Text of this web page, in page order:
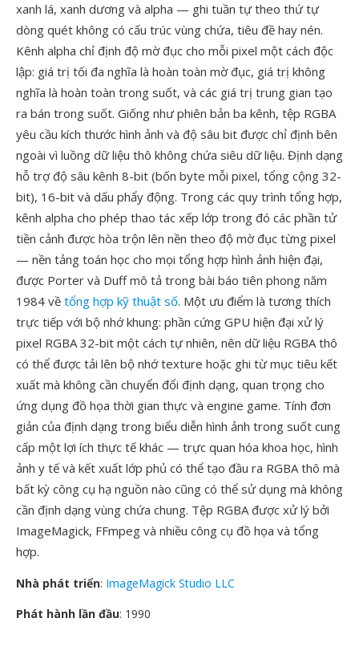
xanh lá, xanh dương và alpha — ghi tuần tự theo thứ tự
dòng quét không có cấu trúc vùng chứa, tiêu đề hay nén.
Kênh alpha chỉ định độ mờ đục cho mỗi pixel một cách độc
lập: giá trị tối đa nghĩa là hoàn toàn mờ đục, giá trị không
nghĩa là hoàn toàn trong suốt, và các giá trị trung gian tạo
ra bán trong suốt. Giống như phiên bản ba kênh, tệp RGBA
yêu cầu kích thước hình ảnh và độ sâu bit được chỉ định bên
ngoài vì luồng dữ liệu thô không chứa siêu dữ liệu. Định dạng
hỗ trợ độ sâu kênh 8-bit (bốn byte mỗi pixel, tổng cộng 32-
bit), 16-bit và dấu phẩy động. Trong các quy trình tổng hợp,
kênh alpha cho phép thao tác xếp lớp trong đó các phần tử
tiền cảnh được hòa trộn lên nền theo độ mờ đục từng pixel
— nền tảng toán học cho mọi tổng hợp hình ảnh hiện đại,
được Porter và Duff mô tả trong bài báo tiên phong năm
1984 về tổng hợp kỹ thuật số. Một ưu điểm là tương thích
trực tiếp với bộ nhớ khung: phần cứng GPU hiện đại xử lý
pixel RGBA 32-bit một cách tự nhiên, nên dữ liệu RGBA thô
có thể được tải lên bộ nhớ texture hoặc ghi từ mục tiêu kết
xuất mà không cần chuyển đổi định dạng, quan trọng cho
ứng dụng đồ họa thời gian thực và engine game. Tính đơn
giản của định dạng trong biểu diễn hình ảnh trong suốt cung
cấp một lợi ích thực tế khác — trực quan hóa khoa học, hình
ảnh y tế và kết xuất lớp phủ có thể tạo đầu ra RGBA thô mà
bất kỳ công cụ hạ nguồn nào cũng có thể sử dụng mà không
cần định dạng vùng chứa chung. Tệp RGBA được xử lý bởi
ImageMagick, FFmpeg và nhiều công cụ đồ họa và tổng
hợp.
Nhà phát triển: ImageMagick Studio LLC
Phát hành lần đầu: 1990